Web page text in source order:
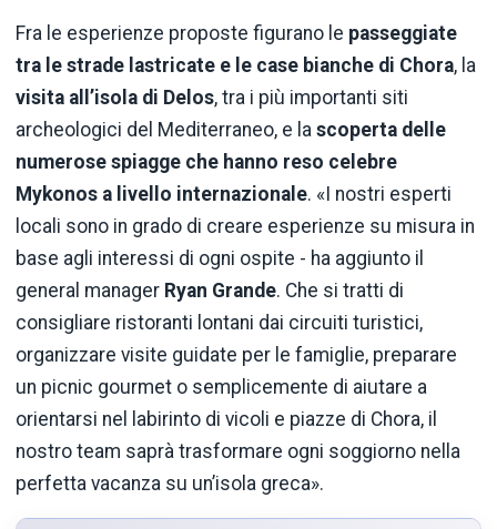
Fra le esperienze proposte figurano le passeggiate
tra le strade lastricate e le case bianche di Chora, la
visita all’isola di Delos, tra i più importanti siti
archeologici del Mediterraneo, e la scoperta delle
numerose spiagge che hanno reso celebre
Mykonos a livello internazionale. «I nostri esperti
locali sono in grado di creare esperienze su misura in
base agli interessi di ogni ospite - ha aggiunto il
general manager Ryan Grande. Che si tratti di
consigliare ristoranti lontani dai circuiti turistici,
organizzare visite guidate per le famiglie, preparare
un picnic gourmet o semplicemente di aiutare a
orientarsi nel labirinto di vicoli e piazze di Chora, il
nostro team saprà trasformare ogni soggiorno nella
perfetta vacanza su un’isola greca».